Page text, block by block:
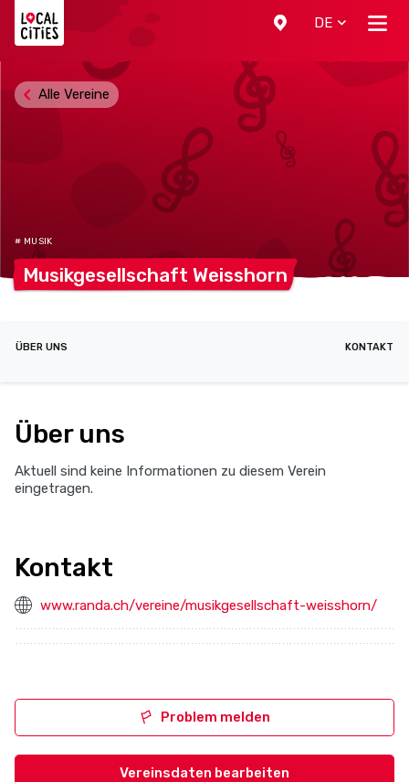
DE
# MUSIK
Musikgesellschaft Weisshorn
Alle Vereine
ÜBER UNS KONTAKT
Über uns
Aktuell sind keine Informationen zu diesem Verein
eingetragen.
Kontakt
www.randa.ch/vereine/musikgesellschaft-weisshorn/
Problem melden
Vereinsdaten bearbeiten